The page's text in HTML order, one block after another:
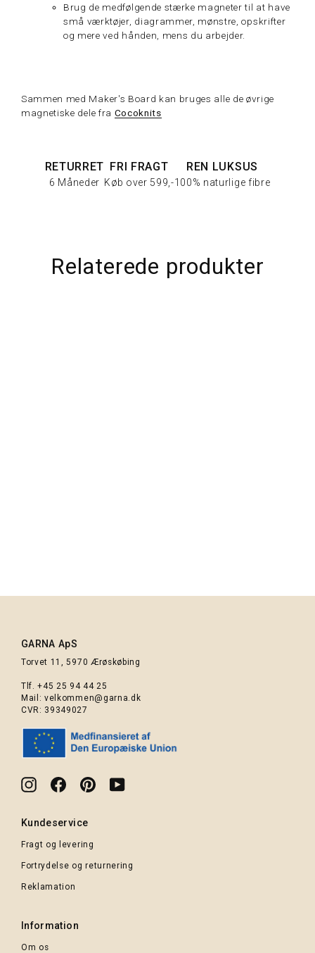
Brug de medfølgende stærke magneter til at have
små værktøjer, diagrammer, mønstre, opskrifter
og mere ved hånden, mens du arbejder.
Sammen med Maker's Board kan bruges alle de øvrige
magnetiske dele fra Cocoknits
RETURRET
6 Måneder
FRI FRAGT
Køb over 599,-
REN LUKSUS
100% naturlige fibre
Relaterede produkter
GARNA ApS
Torvet 11, 5970 Ærøskøbing
Tlf.+45 25 94 44 25
Mail:velkommen@garna.dk
CVR: 39349027
InstagramFacebookPinterestYouTube
Kundeservice
Fragt og levering
Fortrydelse og returnering
Reklamation
Information
Om os